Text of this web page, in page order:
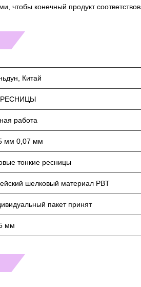
чтобы конечный продукт
Китай
работа
мм 0,07 мм
тонкие ресницы
шелковый материал PBT
пакет принят
мм